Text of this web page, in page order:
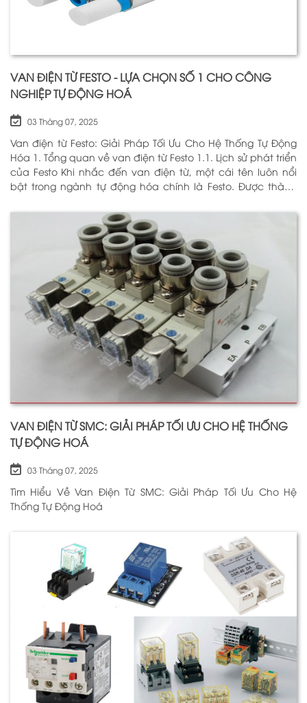
VAN ĐIỆN TỪ FESTO - LỰA CHỌN SỐ 1 CHO CÔNG
NGHIỆP TỰ ĐỘNG HOÁ
03 Tháng 07, 2025
Van điện từ Festo: Giải Pháp Tối Ưu Cho Hệ Thống Tự Động
Hóa 1. Tổng quan về van điện từ Festo 1.1. Lịch sử phát triển
của Festo Khi nhắc đến van điện từ, một cái tên luôn nổi
bật trong ngành tự động hóa chính là Festo. Được thành
VAN ĐIỆN TỪ SMC: GIẢI PHÁP TỐI ƯU CHO HỆ THỐNG
TỰ ĐỘNG HOÁ
03 Tháng 07, 2025
Tìm Hiểu Về Van Điện Từ SMC: Giải Pháp Tối Ưu Cho Hệ
Thống Tự Động Hoá